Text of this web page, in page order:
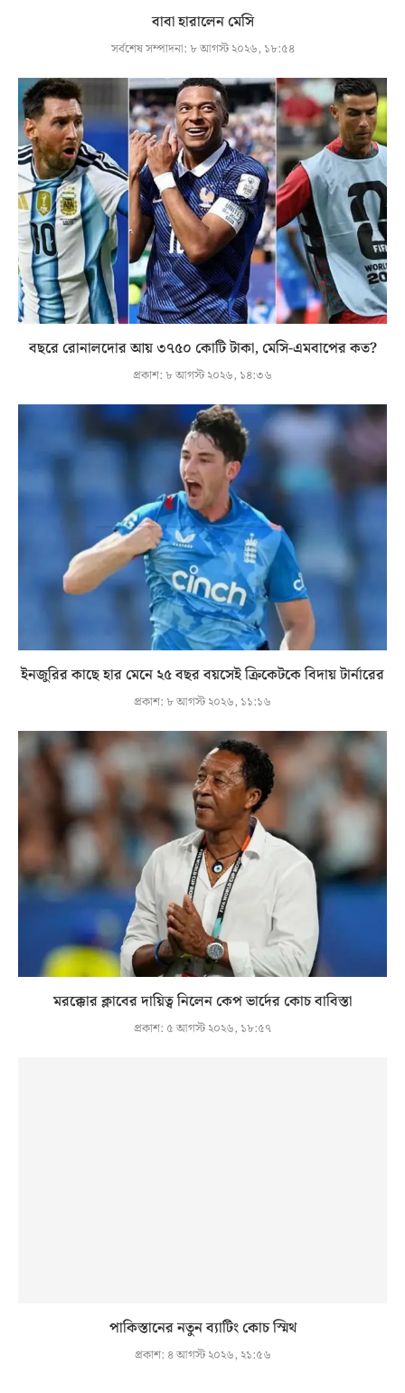
বাবা হারালেন মেসি
সর্বশেষ সম্পাদনা: ৮ আগস্ট ২০২৬, ১৮:৫৪
বছরে রোনালদোর আয় ৩৭৫০ কোটি টাকা, মেসি-এমবাপের কত?
প্রকাশ: ৮ আগস্ট ২০২৬, ১৪:৩৬
ইনজুরির কাছে হার মেনে ২৫ বছর বয়সেই ক্রিকেটকে বিদায় টার্নারের
প্রকাশ: ৮ আগস্ট ২০২৬, ১১:১৬
মরক্কোর ক্লাবের দায়িত্ব নিলেন কেপ ভার্দের কোচ বাবিস্তা
প্রকাশ: ৫ আগস্ট ২০২৬, ১৮:৫৭
পাকিস্তানের নতুন ব্যাটিং কোচ স্মিথ
প্রকাশ: ৪ আগস্ট ২০২৬, ২১:৫৬